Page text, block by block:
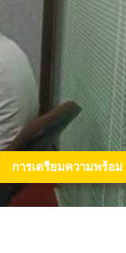
การเตรียมความพร้อม